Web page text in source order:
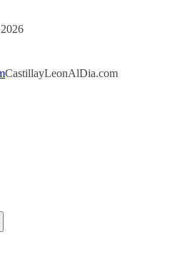
CastillayLeonAlDia.com